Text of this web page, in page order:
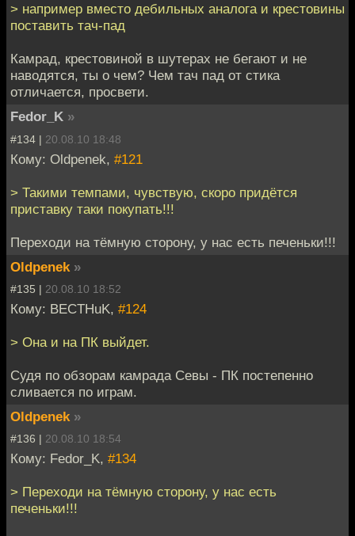
> например вместо дебильных аналога и крестовины
поставить тач-пад
Камрад, крестовиной в шутерах не бегают и не
наводятся, ты о чем? Чем тач пад от стика
отличается, просвети.
Fedor_K »
#134 | 20.08.10 18:48
Кому: Oldpenek, #121
> Такими темпами, чувствую, скоро придётся
приставку таки покупать!!!
Переходи на тёмную сторону, у нас есть печеньки!!!
Oldpenek »
#135 | 20.08.10 18:52
Кому: BECTHuK, #124
> Она и на ПК выйдет.
Судя по обзорам камрада Севы - ПК постепенно
сливается по играм.
Oldpenek »
#136 | 20.08.10 18:54
Кому: Fedor_K, #134
> Переходи на тёмную сторону, у нас есть
печеньки!!!